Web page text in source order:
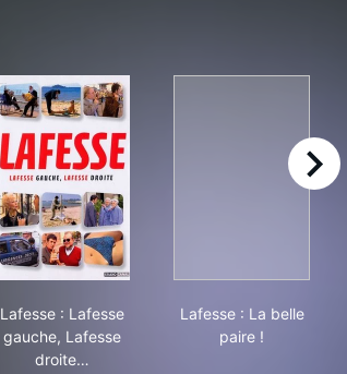
Lafesse : Lafesse
gauche, Lafesse
droite…
Lafesse : La belle
paire !
right